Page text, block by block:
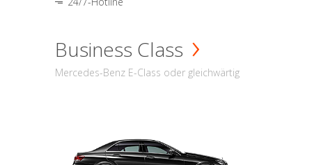
Business Class
Mercedes-Benz E-Class oder gleichwärtig